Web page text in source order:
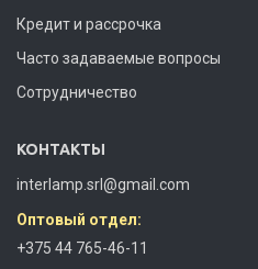
Кредит и рассрочка
Часто задаваемые вопросы
Сотрудничество
КОНТАКТЫ
interlamp.srl@gmail.com
Оптовый отдел:
+375 44 765-46-11